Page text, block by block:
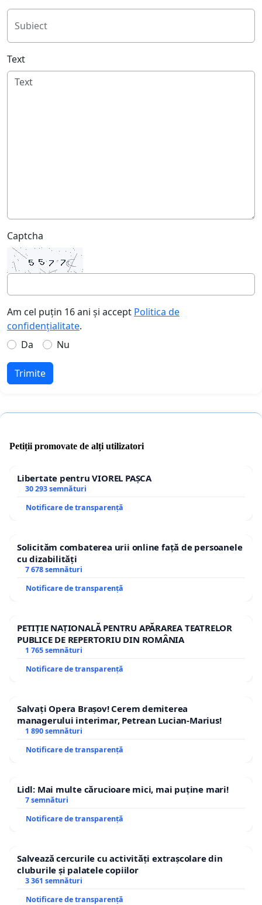
Subiect
Text
Captcha
Am cel puțin 16 ani și accept Politica de
confidențialitate.
Da
Nu
Trimite
Petiții promovate de alți utilizatori
Libertate pentru VIOREL PAȘCA
30 293 semnături
Notificare de transparență
Solicităm combaterea urii online față de persoanele
cu dizabilități
7 678 semnături
Notificare de transparență
PETIȚIE NAȚIONALĂ PENTRU APĂRAREA TEATRELOR
PUBLICE DE REPERTORIU DIN ROMÂNIA
1 765 semnături
Notificare de transparență
Salvați Opera Brașov! Cerem demiterea
managerului interimar, Petrean Lucian-Marius!
1 890 semnături
Notificare de transparență
Lidl: Mai multe cărucioare mici, mai puține mari!
7 semnături
Notificare de transparență
Salvează cercurile cu activități extrașcolare din
cluburile și palatele copiilor
3 361 semnături
Notificare de transparență